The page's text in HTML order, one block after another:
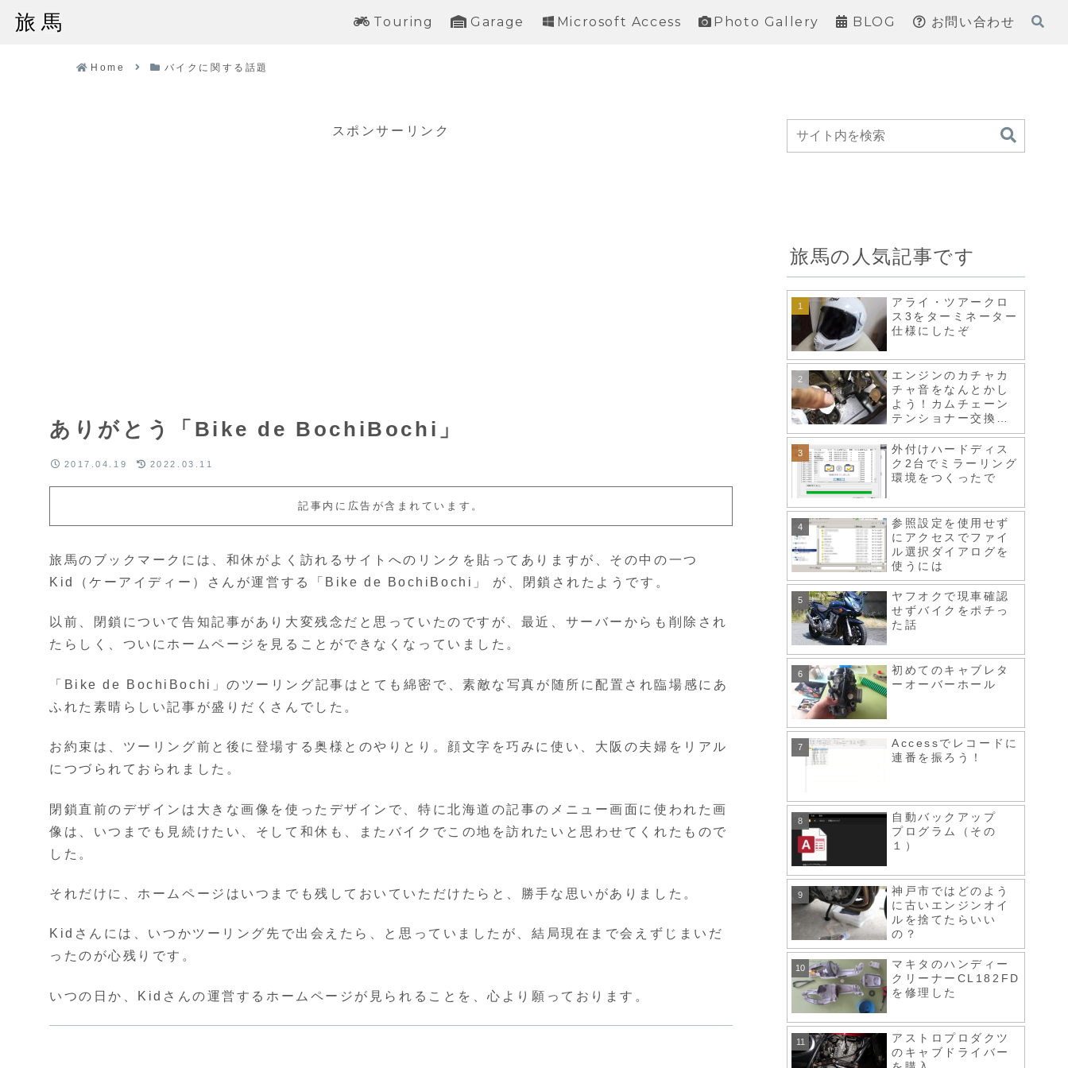
旅馬 Touring Garage Microsoft Access Photo Gallery BLOG お問い合わせ
Home バイクに関する話題
ありがとう「Bike de BochiBochi」
スポンサーリンク
2017.04.19 2022.03.11
記事内に広告が含まれています。
旅馬のブックマークには、和休がよく訪れるサイトへのリンクを貼ってありますが、その中の一つ
Kid（ケーアイディー）さんが運営する「Bike de BochiBochi」 が、閉鎖されたようです。
以前、閉鎖について告知記事があり大変残念だと思っていたのですが、最近、サーバーからも削除され
たらしく、ついにホームページを見ることができなくなっていました。
「Bike de BochiBochi」のツーリング記事はとても綿密で、素敵な写真が随所に配置され臨場感にあ
ふれた素晴らしい記事が盛りだくさんでした。
お約束は、ツーリング前と後に登場する奥様とのやりとり。顔文字を巧みに使い、大阪の夫婦をリアル
につづられておられました。
閉鎖直前のデザインは大きな画像を使ったデザインで、特に北海道の記事のメニュー画面に使われた画
像は、いつまでも見続けたい、そして和休も、またバイクでこの地を訪れたいと思わせてくれたもので
した。
それだけに、ホームページはいつまでも残しておいていただけたらと、勝手な思いがありました。
Kidさんには、いつかツーリング先で出会えたら、と思っていましたが、結局現在まで会えずじまいだ
ったのが心残りです。
いつの日か、Kidさんの運営するホームページが見られることを、心より願っております。
旅馬の人気記事です
アライ・ツアークロ
ス3をターミネーター
仕様にしたぞ
エンジンのカチャカ
チャ音をなんとかし
よう！カムチェーン
テンショナー交換、
スロットルボディ清
掃など
外付けハードディス
ク2台でミラーリング
環境をつくったで
参照設定を使用せず
にアクセスでファイ
ル選択ダイアログを
使うには
ヤフオクで現車確認
せずバイクをポチっ
た話
初めてのキャブレタ
ーオーバーホール
Accessでレコードに
連番を振ろう！
自動バックアップ
プログラム（その
１）
神戸市ではどのよう
に古いエンジンオイ
ルを捨てたらいい
の？
マキタのハンディー
クリーナーCL182FD
を修理した
アストロプロダクツ
のキャブドライバー